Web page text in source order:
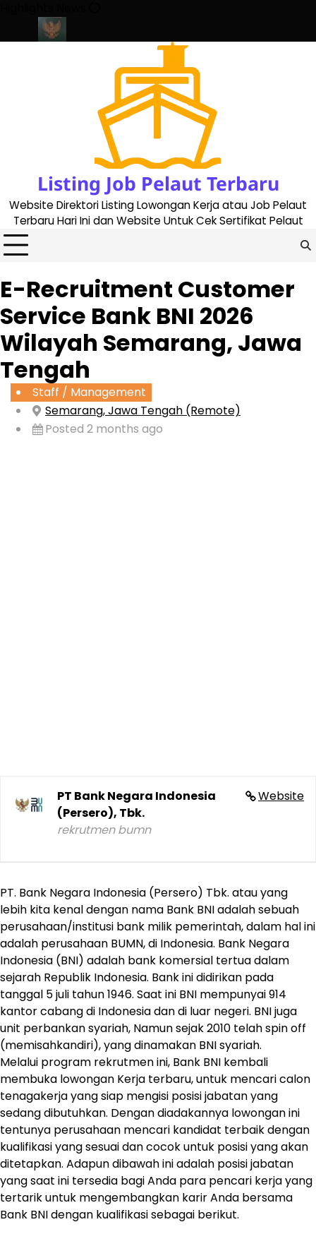
content
Listing Job Pelaut Terbaru
Website Direktori Listing Lowongan Kerja atau Job Pelaut
Terbaru Hari Ini dan Website Untuk Cek Sertifikat Pelaut
E-Recruitment Customer
Service Bank BNI 2026
Wilayah Semarang, Jawa
Tengah
Staff / Management
Semarang, Jawa Tengah (Remote)
Posted 2 months ago
Website
PT Bank Negara Indonesia
(Persero), Tbk.
rekrutmen bumn
PT. Bank Negara Indonesia (Persero) Tbk. atau yang
lebih kita kenal dengan nama Bank BNI adalah sebuah
perusahaan/institusi bank milik pemerintah, dalam hal ini
adalah perusahaan BUMN, di Indonesia. Bank Negara
Indonesia (BNI) adalah bank komersial tertua dalam
sejarah Republik Indonesia. Bank ini didirikan pada
tanggal 5 juli tahun 1946. Saat ini BNI mempunyai 914
kantor cabang di Indonesia dan di luar negeri. BNI juga
unit perbankan syariah, Namun sejak 2010 telah spin off
(memisahkandiri), yang dinamakan BNI syariah.
Melalui program rekrutmen ini, Bank BNI kembali
membuka lowongan Kerja terbaru, untuk mencari calon
tenagakerja yang siap mengisi posisi jabatan yang
sedang dibutuhkan. Dengan diadakannya lowongan ini
tentunya perusahaan mencari kandidat terbaik dengan
kualifikasi yang sesuai dan cocok untuk posisi yang akan
ditetapkan. Adapun dibawah ini adalah posisi jabatan
yang saat ini tersedia bagi Anda para pencari kerja yang
tertarik untuk mengembangkan karir Anda bersama
Bank BNI dengan kualifikasi sebagai berikut.